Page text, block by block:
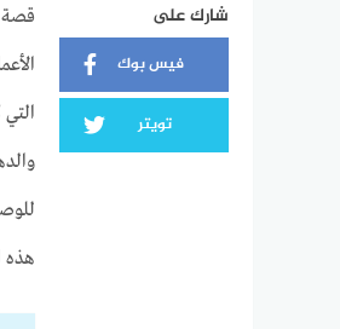
شارك على
فيس بوك
تويتر
قصة
هذه